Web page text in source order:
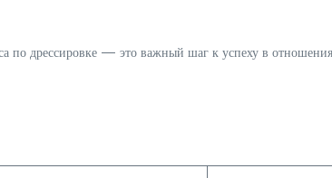
по дрессировке — это важный шаг к успеху в